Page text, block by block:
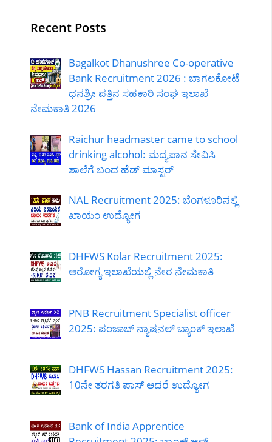
Recent Posts
Bagalkot Dhanushree Co-operative
Bank Recruitment 2026 : ಬಾಗಲಕೋಟೆ
ಧನಶ್ರೀ ಪತ್ತಿನ ಸಹಕಾರಿ ಸಂಘ ಇಲಾಖೆ
ನೇಮಕಾತಿ 2026
Raichur headmaster came to school
drinking alcohol: ಮದ್ಯಪಾನ ಸೇವಿಸಿ
ಶಾಲೆಗೆ ಬಂದ ಹೆಡ್ ಮಾಸ್ಟರ್
NAL Recruitment 2025: ಬೆಂಗಳೂರಿನಲ್ಲಿ
ಖಾಯಂ ಉದ್ಯೋಗ
DHFWS Kolar Recruitment 2025:
ಆರೋಗ್ಯ ಇಲಾಖೆಯಲ್ಲಿ ನೇರ ನೇಮಕಾತಿ
PNB Recruitment Specialist officer
2025: ಪಂಜಾಬ್ ನ್ಯಾಷನಲ್ ಬ್ಯಾಂಕ್ ಇಲಾಖೆ
DHFWS Hassan Recruitment 2025:
10ನೇ ತರಗತಿ ಪಾಸ್ ಆದರೆ ಉದ್ಯೋಗ
Bank of India Apprentice